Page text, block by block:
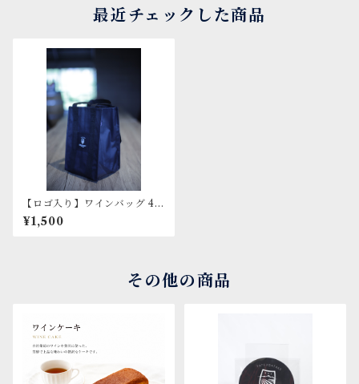
最近チェックした商品
【ロゴ入り】ワインバッグ 4本
用 ブラック
¥1,500
その他の商品